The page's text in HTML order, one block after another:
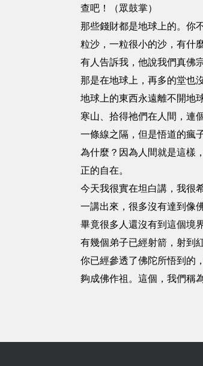
查吧！（眾鼓掌）
那些錢財都是地球上的。你
粒沙，一粒很小的沙，有什
有人告訴我，他說我們真佛
那是在地球上，再多的堂也
地球上的東西永遠離不開地
寒山、拾得祂們在人間，連
一條線之隔，但是悟道的瘋
為什麼？因為人間就是這樣
正的自在。
今天我很實在坦白講，我很
一講出來，很多沒有達到像
畢竟很多人還沒有到這個境
有幾個弟子已經射箭，射到
你已經參透了佛陀所悟到的
夠成佛作祖。這個，我們稱